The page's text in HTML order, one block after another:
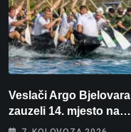
Veslači Argo Bjelovara
zauzeli 14. mjesto na
brzincu